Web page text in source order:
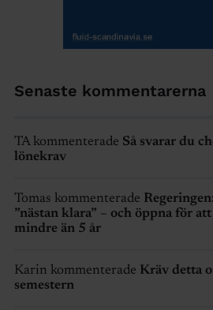
Senaste kommentarerna
TA kommenterade Så svarar du
lönekrav
Tomas kommenterade
”nästan klara” – och öppna för
mindre än 5 år
Karin kommenterade Kräv detta
semestern